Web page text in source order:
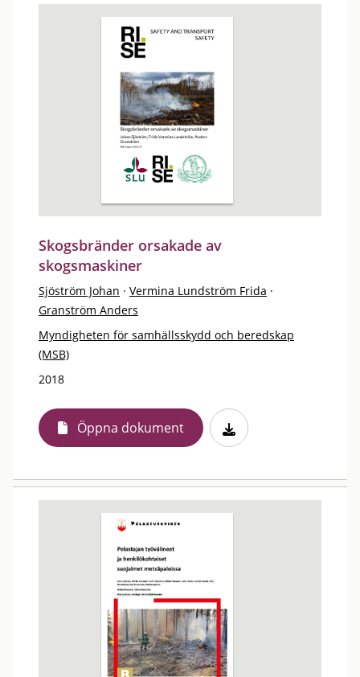
Skogsbränder orsakade av
skogsmaskiner
Sjöström Johan · Vermina Lundström Frida ·
Granström Anders
Myndigheten för samhällsskydd och beredskap
(MSB)
2018
Öppna dokument